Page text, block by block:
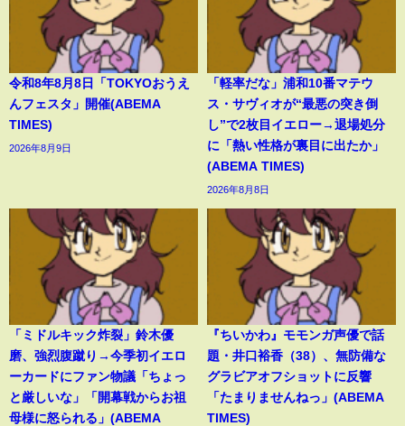
令和8年8月8日「TOKYOおうえ
んフェスタ」開催(ABEMA
TIMES)
2026年8月9日
「軽率だな」浦和10番マテウ
ス・サヴィオが“最悪の突き倒
し”で2枚目イエロー→退場処分
に「熱い性格が裏目に出たか」
(ABEMA TIMES)
2026年8月8日
「ミドルキック炸裂」鈴木優
磨、強烈腹蹴り→今季初イエロ
ーカードにファン物議「ちょっ
と厳しいな」「開幕戦からお祖
母様に怒られる」(ABEMA
『ちいかわ』モモンガ声優で話
題・井口裕香（38）、無防備な
グラビアオフショットに反響
「たまりませんねっ」(ABEMA
TIMES)